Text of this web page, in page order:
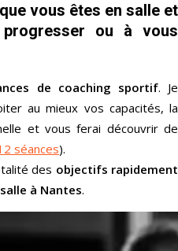
vous êtes en salle et
ou à vous
de coaching sportif. Je
au mieux vos capacités, la
et vous ferai découvrir de
séances).
des objectifs rapidement
à Nantes.